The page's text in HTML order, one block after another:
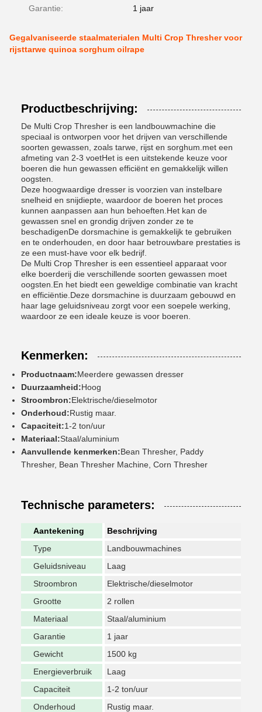
Garantie: 1 jaar
Gegalvaniseerde staalmaterialen Multi Crop Thresher voor
rijsttarwe quinoa sorghum oilrape
Productbeschrijving:
De Multi Crop Thresher is een landbouwmachine die
speciaal is ontworpen voor het drijven van verschillende
soorten gewassen, zoals tarwe, rijst en sorghum.met een
afmeting van 2-3 voetHet is een uitstekende keuze voor
boeren die hun gewassen efficiënt en gemakkelijk willen
oogsten.
Deze hoogwaardige dresser is voorzien van instelbare
snelheid en snijdiepte, waardoor de boeren het proces
kunnen aanpassen aan hun behoeften.Het kan de
gewassen snel en grondig drijven zonder ze te
beschadigenDe dorsmachine is gemakkelijk te gebruiken
en te onderhouden, en door haar betrouwbare prestaties is
ze een must-have voor elk bedrijf.
De Multi Crop Thresher is een essentieel apparaat voor
elke boerderij die verschillende soorten gewassen moet
oogsten.En het biedt een geweldige combinatie van kracht
en efficiëntie.Deze dorsmachine is duurzaam gebouwd en
haar lage geluidsniveau zorgt voor een soepele werking,
waardoor ze een ideale keuze is voor boeren.
Kenmerken:
Productnaam:Meerdere gewassen dresser
Duurzaamheid:Hoog
Stroombron:Elektrische/dieselmotor
Onderhoud:Rustig maar.
Capaciteit:1-2 ton/uur
Materiaal:Staal/aluminium
Aanvullende kenmerken:Bean Thresher, Paddy
Thresher, Bean Thresher Machine, Corn Thresher
Technische parameters:
Aantekening
Beschrijving
Type
Landbouwmachines
Geluidsniveau
Laag
Stroombron
Elektrische/dieselmotor
Grootte
2 rollen
Materiaal
Staal/aluminium
Garantie
1 jaar
Gewicht
1500 kg
Energieverbruik
Laag
Capaciteit
1-2 ton/uur
Onderhoud
Rustig maar.